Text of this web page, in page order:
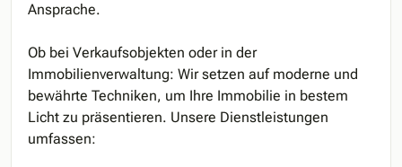
Ansprache.
Ob bei Verkaufsobjekten oder in der
Immobilienverwaltung: Wir setzen auf moderne und
bewährte Techniken, um Ihre Immobilie in bestem
Licht zu präsentieren. Unsere Dienstleistungen
umfassen: